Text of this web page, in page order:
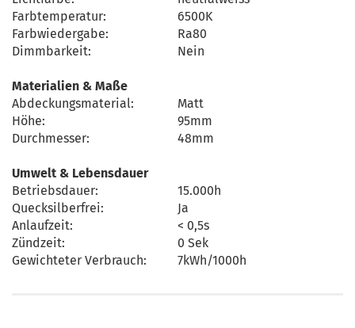
Farbtemperatur:
6500K
Farbwiedergabe:
Ra80
Dimmbarkeit:
Nein
Materialien & Maße
Abdeckungsmaterial:
Matt
Höhe:
95mm
Durchmesser:
48mm
Umwelt & Lebensdauer
Betriebsdauer:
15.000h
Quecksilberfrei:
Ja
Anlaufzeit:
< 0,5s
Zündzeit:
0 Sek
Gewichteter Verbrauch:
7kWh/1000h